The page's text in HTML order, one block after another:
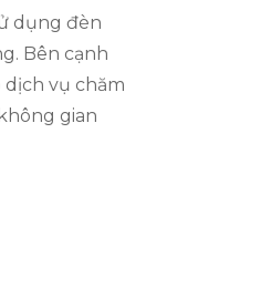
dụng đèn
Bên cạnh
vụ chăm
gian